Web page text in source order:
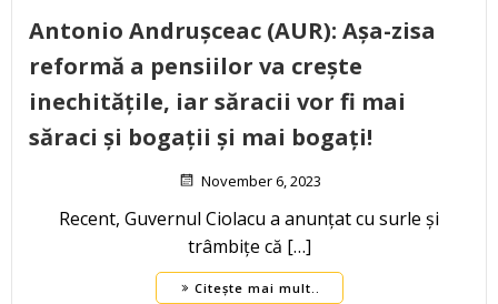
Antonio Andrușceac (AUR): Așa-zisa
reformă a pensiilor va crește
inechitățile, iar săracii vor fi mai
săraci și bogații și mai bogați!
November 6, 2023
Recent, Guvernul Ciolacu a anunțat cu surle și
trâmbițe că […]
Citește mai mult..